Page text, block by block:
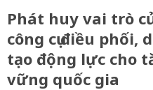
Phát huy vai trò
công cụ điều
tạo động lực cho
vững quốc gia